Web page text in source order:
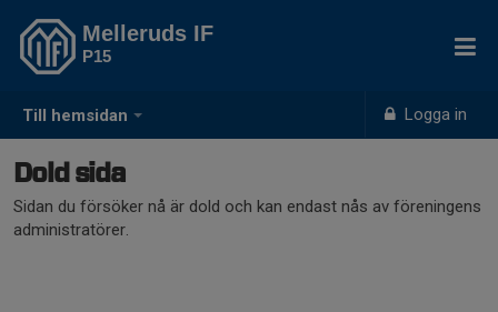
Till hemsidan Logga in
Melleruds IF
P15
Dold sida
Sidan du försöker nå är dold och kan endast nås av föreningens
administratörer.